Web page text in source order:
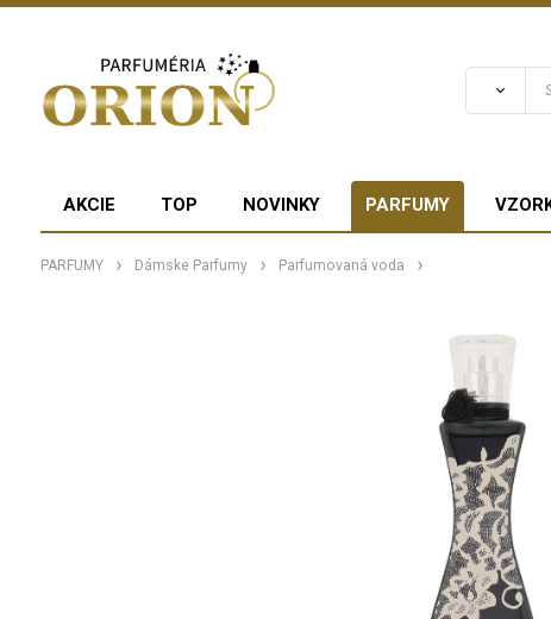
AKCIE TOP NOVINKY PARFUMY
PARFUMY Dámske Parfumy Parfumovaná voda